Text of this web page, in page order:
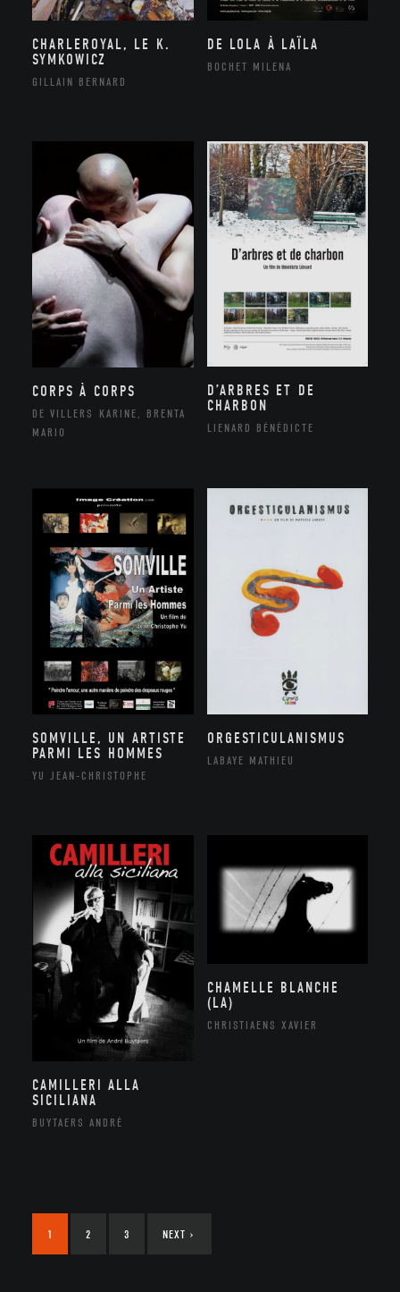
CHARLEROYAL, LE K.
SYMKOWICZ
GILLAIN BERNARD
DE LOLA À LAÏLA
BOCHET MILENA
CORPS À CORPS
DE VILLERS KARINE, BRENTA
MARIO
D’ARBRES ET DE
CHARBON
LIENARD BÉNÉDICTE
SOMVILLE, UN ARTISTE
PARMI LES HOMMES
YU JEAN-CHRISTOPHE
ORGESTICULANISMUS
LABAYE MATHIEU
CAMILLERI ALLA
SICILIANA
BUYTAERS ANDRÉ
CHAMELLE BLANCHE
(LA)
CHRISTIAENS XAVIER
1 2 3 NEXT ›